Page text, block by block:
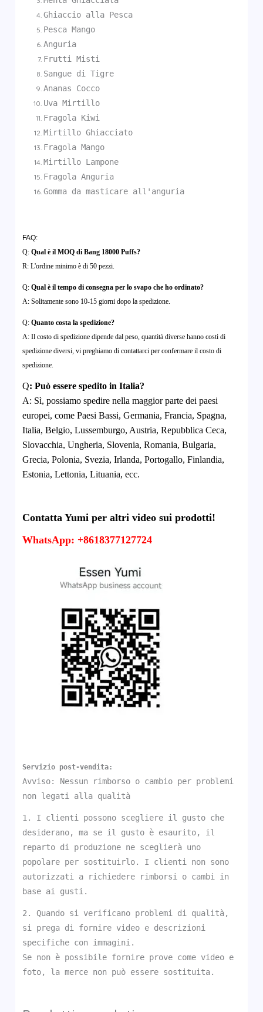
Ghiaccio alla Pesca
Pesca Mango
Anguria
Frutti Misti
Sangue di Tigre
Ananas Cocco
Uva Mirtillo
Fragola Kiwi
Mirtillo Ghiacciato
Fragola Mango
Mirtillo Lampone
Fragola Anguria
Gomma da masticare all'anguria
FAQ:
Q:Qual è il MOQ di Bang 18000 Puffs?
R: L'ordine minimo è di 50 pezzi.
Q:Qual è il tempo di consegna per lo svapo che ho ordinato?
A: Solitamente sono 10-15 giorni dopo la spedizione.
Q:Quanto costa la spedizione?
A: Il costo di spedizione dipende dal peso, quantità diverse hanno costi di
spedizione diversi, vi preghiamo di contattarci per confermare il costo di
spedizione.
Q:Può essere spedito in Italia?
A: Sì, possiamo spedire nella maggior parte dei paesi
europei, come Paesi Bassi, Germania, Francia, Spagna,
Italia, Belgio, Lussemburgo, Austria, Repubblica Ceca,
Slovacchia, Ungheria, Slovenia, Romania, Bulgaria,
Grecia, Polonia, Svezia, Irlanda, Portogallo, Finlandia,
Estonia, Lettonia, Lituania, ecc.
Contatta Yumi per altri video sui prodotti!
WhatsApp: +8618377127724
Servizio post-vendita:
Avviso: Nessun rimborso o cambio per problemi
non legati alla qualità
1. I clienti possono scegliere il gusto che
desiderano, ma se il gusto è esaurito, il
reparto di produzione ne sceglierà uno
popolare per sostituirlo. I clienti non sono
autorizzati a richiedere rimborsi o cambi in
base ai gusti.
2. Quando si verificano problemi di qualità,
si prega di fornire video e descrizioni
specifiche con immagini.
Se non è possibile fornire prove come video e
foto, la merce non può essere sostituita.